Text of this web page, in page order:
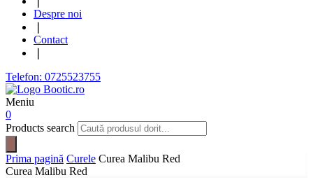
Despre noi
Contact
Telefon: 0725523755
Meniu
0
Products search
Prima pagină Curele Curea Malibu Red
Curea Malibu Red